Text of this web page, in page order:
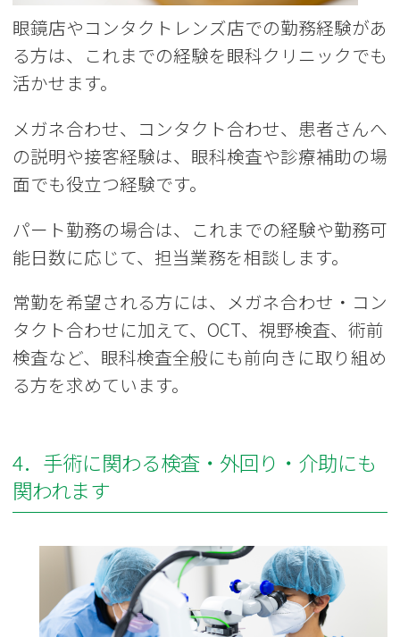
眼鏡店やコンタクトレンズ店での勤務経験があ
る方は、これまでの経験を眼科クリニックでも
活かせます。
メガネ合わせ、コンタクト合わせ、患者さんへ
の説明や接客経験は、眼科検査や診療補助の場
面でも役立つ経験です。
パート勤務の場合は、これまでの経験や勤務可
能日数に応じて、担当業務を相談します。
常勤を希望される方には、メガネ合わせ・コン
タクト合わせに加えて、OCT、視野検査、術前
検査など、眼科検査全般にも前向きに取り組め
る方を求めています。
4．手術に関わる検査・外回り・介助にも
関われます